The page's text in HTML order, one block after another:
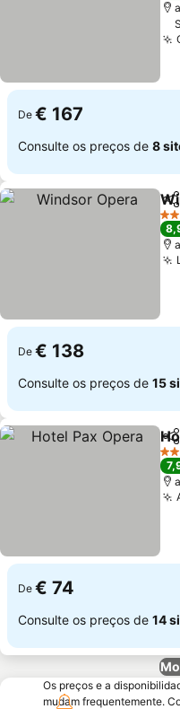
De € 167
Consulte os preços de 8
4
De € 138
Consulte os preços de 15
3
De € 74
Consulte os preços de 14
Os preços e a
mudam frequentemente.